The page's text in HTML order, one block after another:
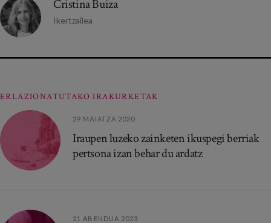
Cristina Buiza
Ikertzailea
ERLAZIONATUTAKO IRAKURKETAK
29 MAIATZA 2020
Iraupen luzeko zainketen ikuspegi berriak
pertsona izan behar du ardatz
21 ABENDUA 2023